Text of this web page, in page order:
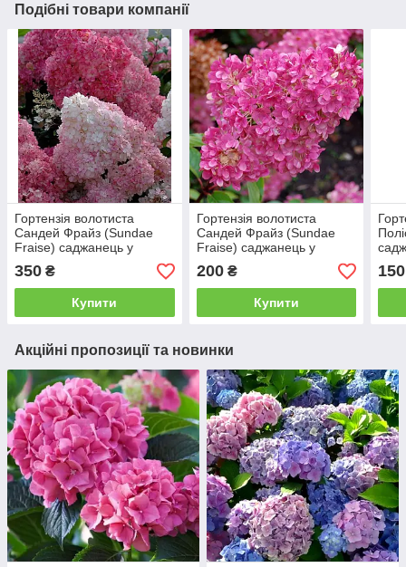
Подібні товари компанії
Гортензія волотиста
Сандей Фрайз (Sundae
Fraise) саджанець у
горщику 3 л
350 ₴
Купити
Гортензія волотиста
Сандей Фрайз (Sundae
Fraise) саджанець у
горщику 1.5 л
200₴
Купити
150
Акційні пропозиції та новинки